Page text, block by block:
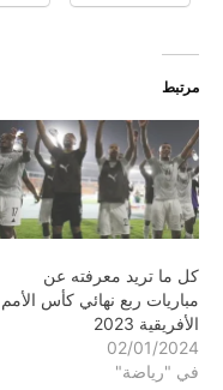
مرتبط
كل ما تريد معرفته عن
مباريات ربع نهائي كأس الأمم
الأفريقية 2023
02/01/2024
في "رياضة"